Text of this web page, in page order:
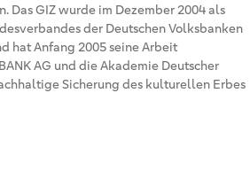
Das GIZ wurde im Dezember 2004 als
der Deutschen Volksbanken
hat Anfang 2005 seine Arbeit
AG und die Akademie Deutscher
Sicherung des kulturellen Erbes